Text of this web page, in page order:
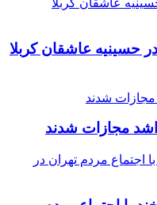
حسینیه عاشقان کربلا
مجازات شدند